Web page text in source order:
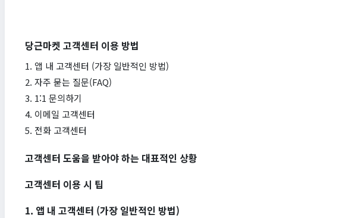
당근마켓 고객센터 이용 방법
1. 앱 내 고객센터 (가장 일반적인 방법)
2. 자주 묻는 질문(FAQ)
3. 1:1 문의하기
4. 이메일 고객센터
5. 전화 고객센터
고객센터 도움을 받아야 하는 대표적인 상황
고객센터 이용 시 팁
1. 앱 내 고객센터 (가장 일반적인 방법)